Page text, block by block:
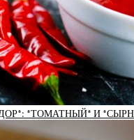
*ТОМАТНЫЙ* И